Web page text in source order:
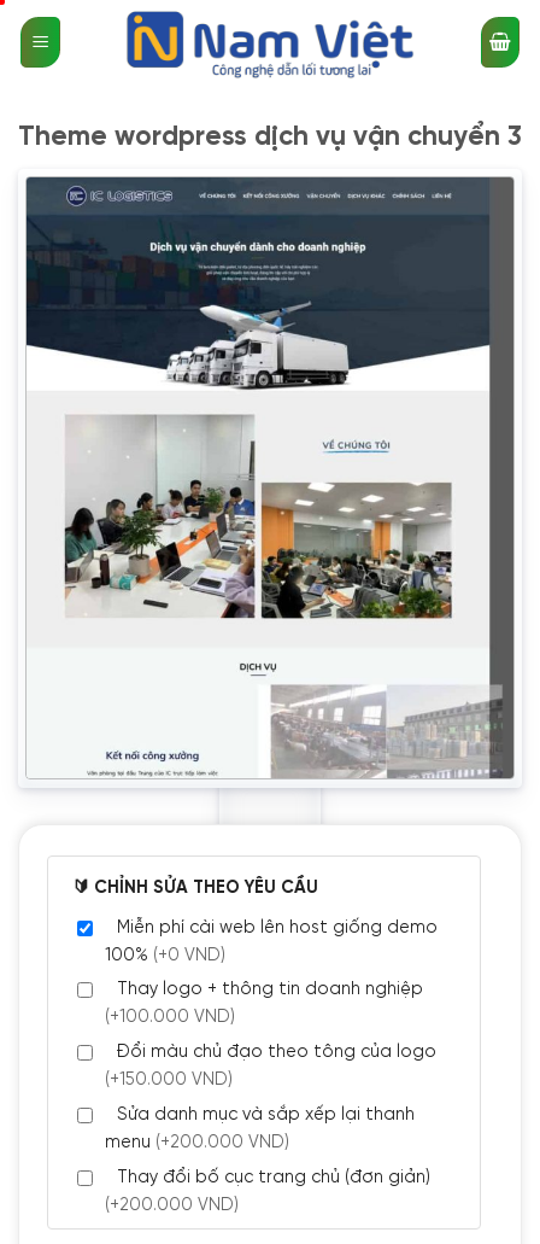
qua
nội
Theme wordpress dịch vụ vận chuyển 3
🔰 CHỈNH SỬA THEO YÊU CẦU
Miễn phí cài web lên host giống demo
100% (+0 VND)
Thay logo + thông tin doanh nghiệp
(+100.000 VND)
Đổi màu chủ đạo theo tông của logo
(+150.000 VND)
Sửa danh mục và sắp xếp lại thanh
menu (+200.000 VND)
Thay đổi bố cục trang chủ (đơn giản)
(+200.000 VND)